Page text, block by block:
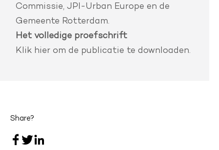
Commissie, JPI-Urban Europe en de
Gemeente Rotterdam.
Het volledige proefschrift
Klik hier om de publicatie te downloaden.
Share?